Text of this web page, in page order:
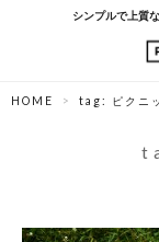
シンプルで上質
HOME tag: ピクニ